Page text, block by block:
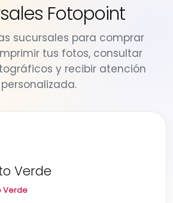
Fotopoint
sucursales para comprar
tus fotos, consultar
y recibir atención
personalizada.
Verde
Verde